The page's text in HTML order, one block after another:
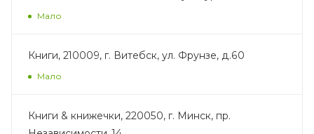
Мало
Книги, 210009, г. Витебск, ул. Фрунзе, д.60
Мало
Книги & книжечки, 220050, г. Минск, пр.